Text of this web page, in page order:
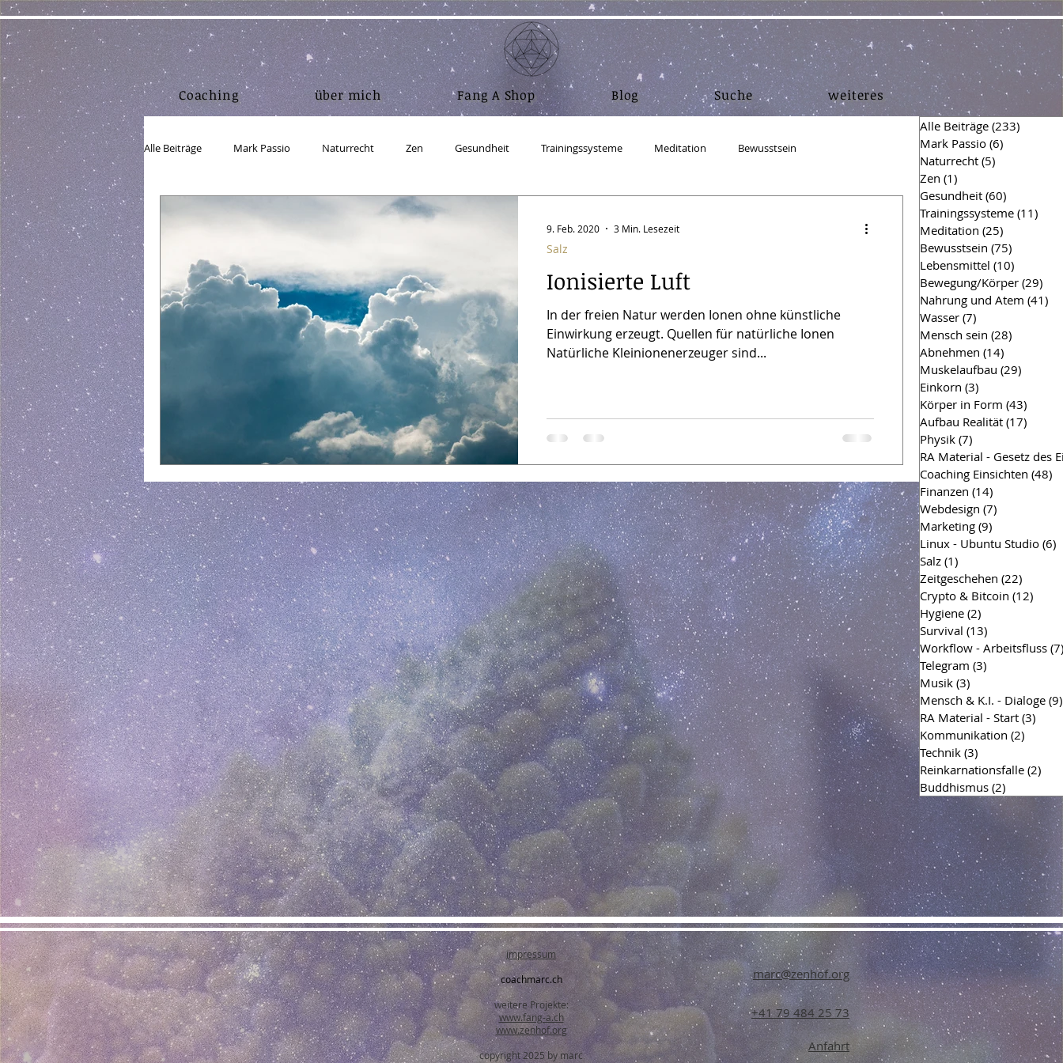
Coaching über mich Fang A Shop Blog Suche weiteres
Alle Beiträge Mark Passio Naturrecht Zen Gesundheit Trainingssysteme Meditation Bewusstsein
Lebensmittel Nahrung und Atem
Einkorn Körper in Form Aufbau Realität RA Material - Gesetz des Einen Coaching Einsichten
Marketing Linux - Ubuntu Studio Salz Zeitgeschehen Crypto & Bitcoin Hygiene Survival
Ionisierte Luft
In der freien Natur werden Ionen ohne künstliche
Einwirkung erzeugt. Quellen für natürliche Ionen
Natürliche Kleinionenerzeuger sind...
Salz
9. Feb. 2020 3 Min. Lesezeit
Alle Beiträge (233)
Mark Passio (6)
Naturrecht (5)
Zen (1)
Gesundheit (60)
Trainingssysteme (11)
Meditation (25)
Bewusstsein (75)
Lebensmittel (10)
Bewegung/Körper (29)
Nahrung und Atem (41)
Wasser (7)
Mensch sein (28)
Abnehmen (14)
Muskelaufbau (29)
Einkorn (3)
Körper in Form (43)
Aufbau Realität (17)
Physik (7)
RA Material - Gesetz des
Coaching Einsichten (48)
Finanzen (14)
Webdesign (7)
Marketing (9)
Linux - Ubuntu Studio (6)
Salz (1)
Zeitgeschehen (22)
Crypto & Bitcoin (12)
Hygiene (2)
Survival (13)
Workflow - Arbeitsfluss (7)
Telegram (3)
Musik (3)
Mensch & K.I. - Dialoge (9)
RA Material - Start (3)
Kommunikation (2)
Technik (3)
Reinkarnationsfalle (2)
Buddhismus (2)
impressum
coachmarc.ch
weitere Projekte:
www.fang-a.ch
www.zenhof.org
copyright 2025 by marc
marc@zenhof.org
+41 79 484 25 73
Anfahrt